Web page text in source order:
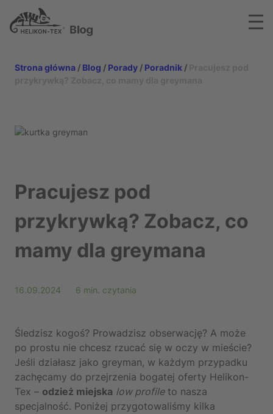
Strona główna / Blog / Porady / Poradnik /
Pracujesz pod
przykrywką? Zobacz, co
mamy dla greymana
16.09.2024 6 min. czytania
Śledzisz kogoś? Prowadzisz obserwację? A może
po prostu nie chcesz rzucać się w oczy w mieście?
Jeśli działasz jako greyman, w każdym przypadku
zachęcamy do przejrzenia bogatej oferty Helikon-
Tex – odzież miejska low profileto nasza
specjalność. Poniżej przygotowaliśmy kilka